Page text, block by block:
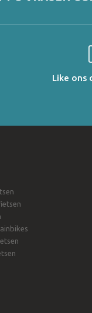
Like ons